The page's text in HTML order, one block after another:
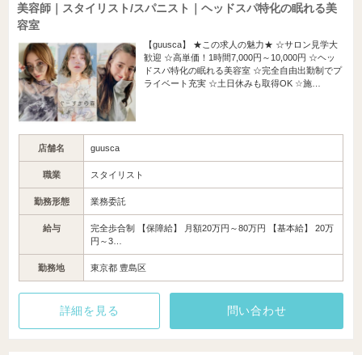
美容師｜スタイリスト/スパニスト｜ヘッドスパ特化の眠れる美
容室
【guusca】 ★この求人の魅力★ ☆サロン見学大
歓迎 ☆高単価！1時間7,000円～10,000円 ☆ヘッ
ドスパ特化の眠れる美容室 ☆完全自由出勤制でプ
ライベート充実 ☆土日休みも取得OK ☆施…
店舗名 guusca
職業 スタイリスト
勤務形態 業務委託
給与
完全歩合制 【保障給】 月額20万円～80万円 【基本給】 20万
円～3…
勤務地 東京都 豊島区
詳細を見る 問い合わせ